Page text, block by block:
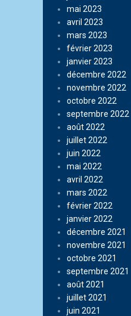
mai 2023
avril 2023
mars 2023
février 2023
janvier 2023
décembre 2022
novembre 2022
octobre 2022
septembre 2022
août 2022
juillet 2022
juin 2022
mai 2022
avril 2022
mars 2022
février 2022
janvier 2022
décembre 2021
novembre 2021
octobre 2021
septembre 2021
août 2021
juillet 2021
juin 2021